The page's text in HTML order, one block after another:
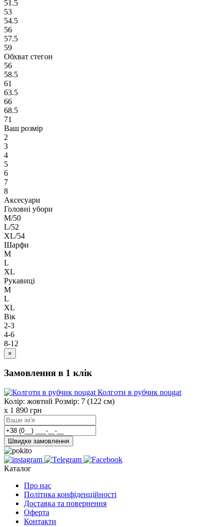
51.5
53
54.5
56
57.5
59
Обхват стегон
56
58.5
61
63.5
66
68.5
71
Ваш розмір
2
3
4
5
6
7
8
Аксесуари
Головні убори
M/50
L/52
XL/54
Шарфи
M
L
XL
Рукавиці
M
L
XL
Вік
2-3
4-6
8-12
×
Замовлення в 1 клік
Колготи в рубчик nougat
Колір: жовтий Розмір: 7 (122 см)
x 1 890 грн
Швидке замовлення
Каталог
Про нас
Політика конфіденційності
Доставка та повернення
Оферта
Контакти